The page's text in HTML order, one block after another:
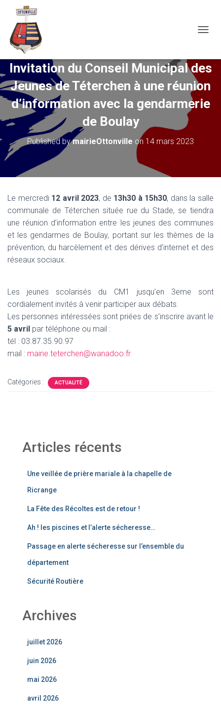
Invitation du Conseil Municipal des
Jeunes de Téterchen à une réunion
d’information avec la gendarmerie
de Boulay
Published bymairieOttonville on 14 mars 2023
Le mercredi 12 avril 2023, de 13h30 à 15h30, dans la salle
communale de Téterchen située rue du Stade, se tiendra
une réunion d’information entre les jeunes des communes
et les gendarmes de Boulay, portant sur les thèmes de la
prévention, du harcèlement et des dérives d’internet et des
réseaux sociaux.
Les jeunes scolarisés du CM1 jusqu’en 3eme sont
cordialement invités à venir participer aux débats.
Les personnes intéressées sont priées de s’inscrire avant le
5 avril par téléphone ou mail :
tél : 03.87.35.90.97
mail : mairie.teterchen@wanadoo.fr
Catégories : ACTUALITÉ
Articles récents
Une veillée de prière mariale à la chapelle de
Ricrange
La Fête des Récoltes est de retour !
Ah ! les piscines et l’alerte sécheresse…
Passage en alerte sécheresse sur l’ensemble du
département
Sécurité Routière
Archives
juillet 2026
juin 2026
mai 2026
avril 2026